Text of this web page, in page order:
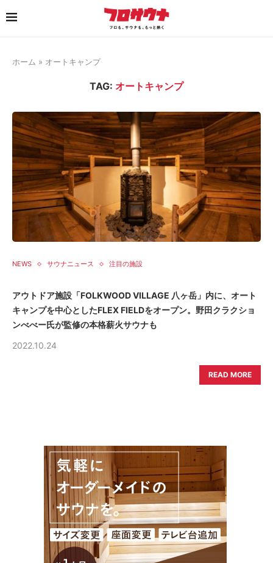
ホーム » オートキャンプ
TAG: オートキャンプ
NEWS サウナニュース 注目の施設
アウトドア施設「FOLKWOOD VILLAGE 八ヶ岳」内に、オート
キャンプを中心としたFLEX FIELDをオープン。野田クラクショ
ンべべー氏が監修の本格薪火サウナも
2022.10.24
READ MORE